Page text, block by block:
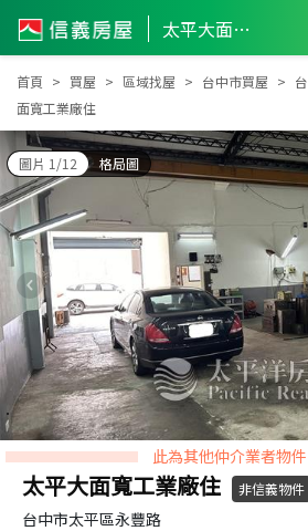
太平大面寬工業廠住
首頁 買屋 區域找屋 台中市買屋
面寬工業廠住
圖片 1/12 格局圖
此為其他仲介業者物件
太平大面寬工業廠住 非信義物件
台中市太平區永豐路